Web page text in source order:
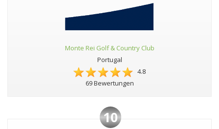
Monte Rei Golf & Country Club
Portugal
4.8
69 Bewertungen
10